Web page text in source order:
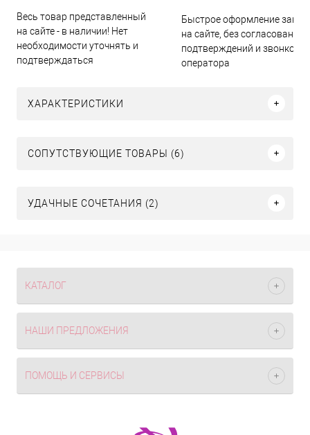
Весь товар представленный
на сайте - в наличии! Нет
необходимости уточнять и
подтверждаться
Быстрое оформление
на сайте, без согласований,
подтверждений и звонков
оператора
ХАРАКТЕРИСТИКИ
СОПУТСТВУЮЩИЕ ТОВАРЫ (6)
УДАЧНЫЕ СОЧЕТАНИЯ (2)
КАТАЛОГ
НАШИ ПРЕДЛОЖЕНИЯ
ПОМОЩЬ И СЕРВИСЫ